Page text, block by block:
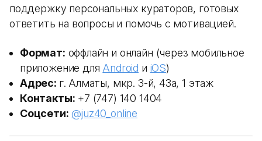
поддержку персональных кураторов, готовых
ответить на вопросы и помочь с мотивацией.
Формат: оффлайн и онлайн (через мобильное
приложение для Android и iOS)
Адрес: г. Алматы, мкр. 3-й, 43а, 1 этаж
Контакты: +7 (747) 140 1404
Соцсети: @juz40_online